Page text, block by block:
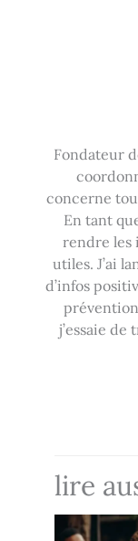
Fondateur
concerne
En tant
rendre les
utiles. J’ai
d’infos
j’essaie
lire